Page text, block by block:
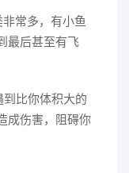
常多，有小鱼
最后甚至有飞
比你体积大的
成伤害，阻碍你